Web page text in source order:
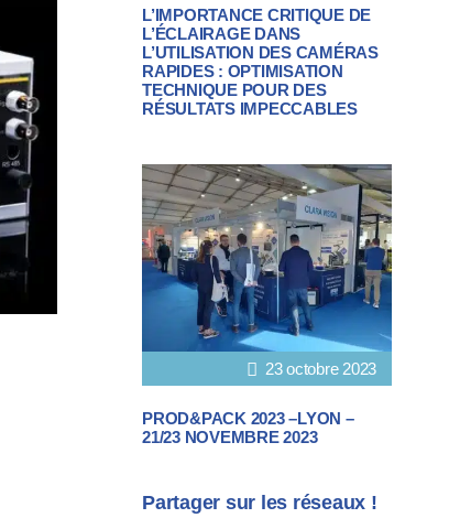
L’IMPORTANCE CRITIQUE DE
L’ÉCLAIRAGE DANS
L’UTILISATION DES CAMÉRAS
RAPIDES : OPTIMISATION
TECHNIQUE POUR DES
RÉSULTATS IMPECCABLES
23 octobre 2023
PROD&PACK 2023 –LYON –
21/23 NOVEMBRE 2023
Partager sur les réseaux !